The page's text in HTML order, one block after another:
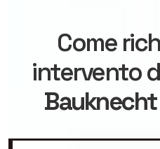
Come
intervento
Bauknecht